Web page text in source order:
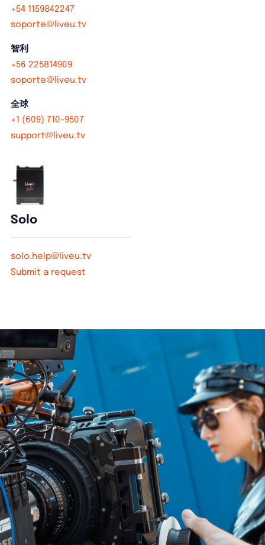
+54 1159842247
soporte@liveu.tv
智利
+56 225814909
soporte@liveu.tv
全球
+1 (609) 710-9507
support@liveu.tv
Solo
solo.help@liveu.tv
Submit a request